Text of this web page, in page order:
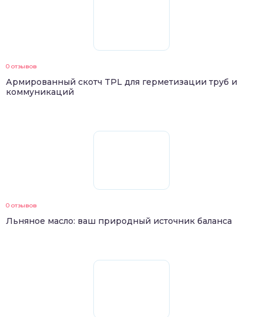
0 отзывов
Армированный скотч TPL для герметизации труб и
коммуникаций
0 отзывов
Льняное масло: ваш природный источник баланса